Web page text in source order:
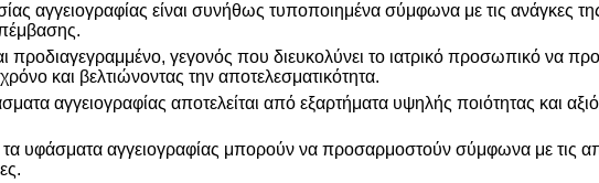
αγγειογραφίας είναι συνήθως τυποποιημένα σύμφωνα με τις ανάγκες
γεγονός που διευκολύνει το ιατρικό προσωπικό να
και βελτιώνοντας την αποτελεσματικότητα.
αγγειογραφίας αποτελείται από εξαρτήματα υψηλής ποιότητας και
υφάσματα αγγειογραφίας μπορούν να προσαρμοστούν σύμφωνα με τις